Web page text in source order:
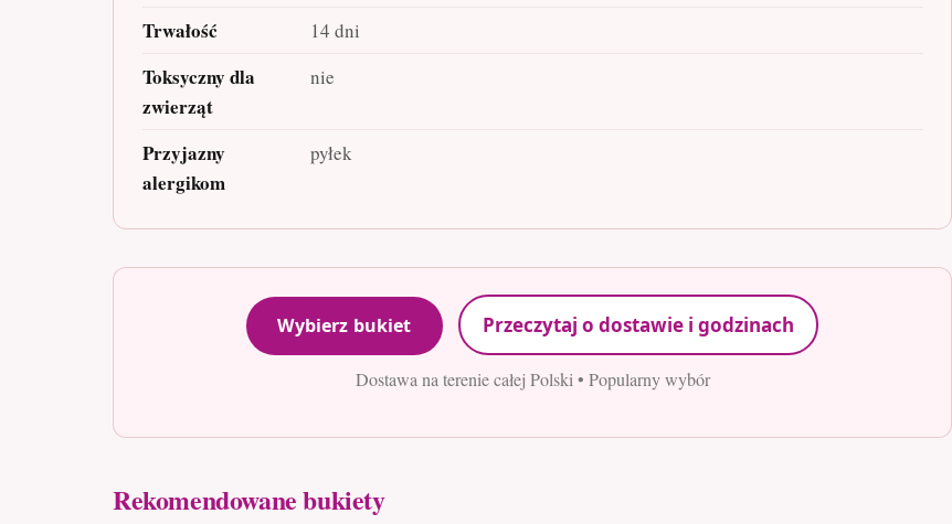
Trwałość 14 dni
Toksyczny dla
zwierząt
nie
Przyjazny
alergikom
pyłek
Wybierz bukiet Przeczytaj o dostawie i godzinach
Dostawa na terenie całej Polski • Popularny wybór
Rekomendowane bukiety